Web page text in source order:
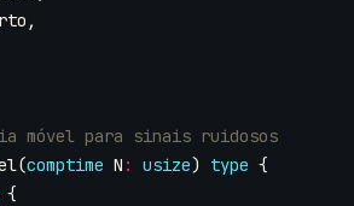
,
(comptime N : usize) type {
{